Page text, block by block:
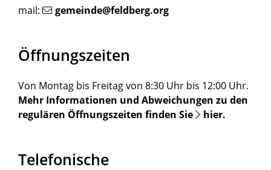
mail: gemeinde@feldberg.org
Öffnungszeiten
Von Montag bis Freitag von 8:30 Uhr bis 12:00 Uhr.
Mehr Informationen und Abweichungen zu den
regulären Öffnungszeiten finden Sie
hier.
Telefonische